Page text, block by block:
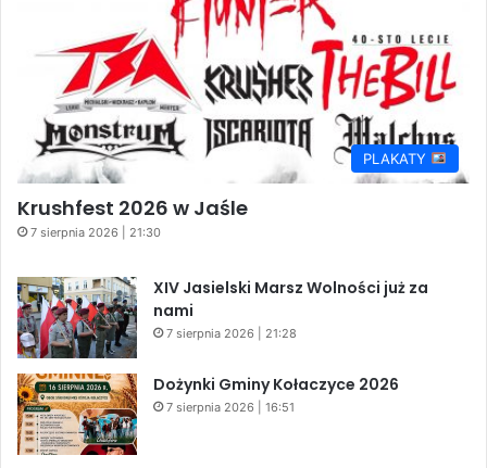
PLAKATY
Krushfest 2026 w Jaśle
7 sierpnia 2026 | 21:30
XIV Jasielski Marsz Wolności już za
nami
7 sierpnia 2026 | 21:28
Dożynki Gminy Kołaczyce 2026
7 sierpnia 2026 | 16:51